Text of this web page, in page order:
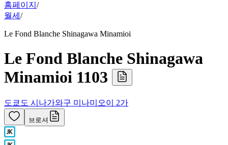
홈페이지 /
월세 /
Le Fond Blanche Shinagawa Minamioi
Le Fond Blanche Shinagawa
Minamioi 1103
도쿄도 시나가와구 미나미오이 2가
브로셔